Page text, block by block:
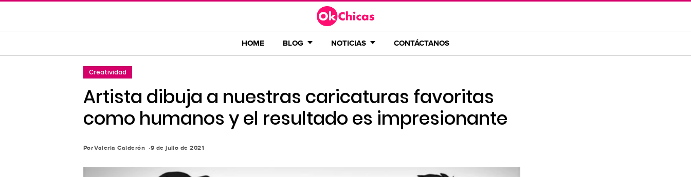
contenido
HOME BLOG NOTICIAS CONTÁCTANOS
Creatividad
Artista dibuja a nuestras caricaturas favoritas
como humanos y el resultado es impresionante
PorValeria Calderón 9 de julio de 2021